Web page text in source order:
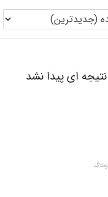
نتیجه ای پیدا نشد
وبلاگ